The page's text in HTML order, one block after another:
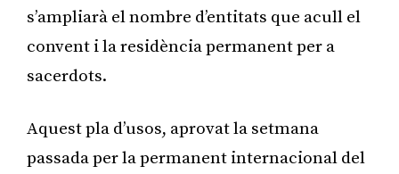
s’ampliarà el nombre d’entitats que acull el
convent i la residència permanent per a
sacerdots.
Aquest pla d’usos, aprovat la setmana
passada per la permanent internacional del